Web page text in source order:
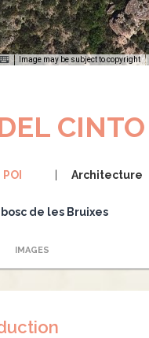
Image may be subject to copyright
CINTO
Architecture
de les Bruixes
IMAGES